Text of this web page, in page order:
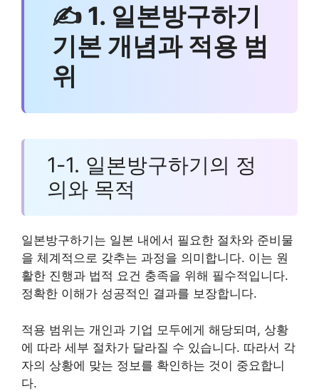
✍ 1. 일본방구하기
기본 개념과 적용 범
위
1-1. 일본방구하기의 정
의와 목적
일본방구하기는 일본 내에서 필요한 절차와 준비물
을 체계적으로 갖추는 과정을 의미합니다. 이는 원
활한 진행과 법적 요건 충족을 위해 필수적입니다.
정확한 이해가 성공적인 결과를 보장합니다.
적용 범위는 개인과 기업 모두에게 해당되며, 상황
에 따라 세부 절차가 달라질 수 있습니다. 따라서 각
자의 상황에 맞는 정보를 확인하는 것이 중요합니
다.